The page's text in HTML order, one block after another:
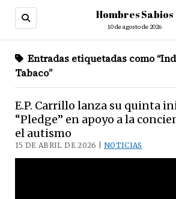
Hombres Sabios
10 de agosto de 2026
Entradas etiquetadas como
Tabaco”
E.P. Carrillo lanza su quinta
“Pledge” en apoyo a la
el autismo
15 DE ABRIL DE 2026 | NOTICIAS